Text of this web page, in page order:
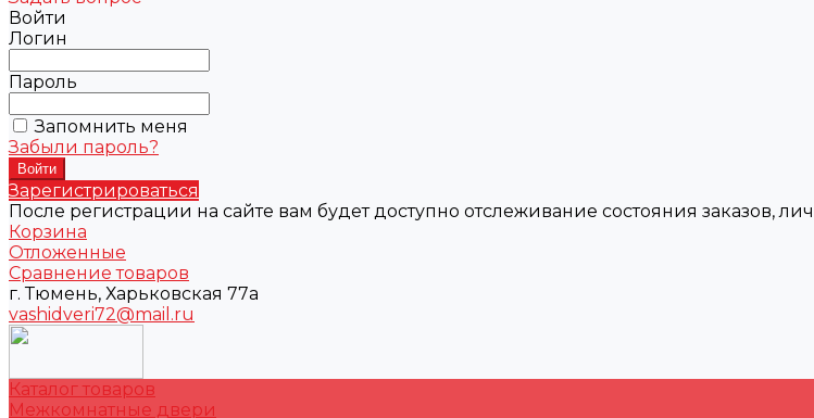
Войти
Логин
Пароль
Запомнить меня
Забыли пароль?
Зарегистрироваться
После регистрации на сайте вам будет доступно отслеживание состояния заказов,
Корзина
Отложенные
Сравнение товаров
г. Тюмень, Харьковская 77а
vashidveri72@mail.ru
Каталог товаров
Межкомнатные двери